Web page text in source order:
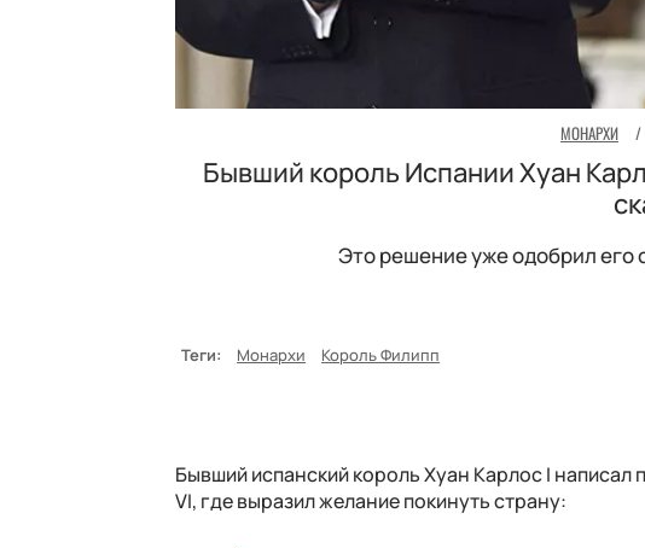
МОНАРХИ /
Бывший король Испании Хуан
Это решение уже одобрил
Теги:
Монархи Король Филипп
Бывший испанский король Хуан Карлос I
VI, где выразил желание покинуть страну: